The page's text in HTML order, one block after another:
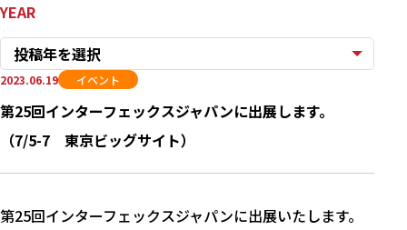
YEAR
投稿年を選択
第25回インターフェックスジャパンに出展します。
（7/5-7 東京ビッグサイト）
2023.06.19 イベント
第25回インターフェックスジャパンに出展いたします。